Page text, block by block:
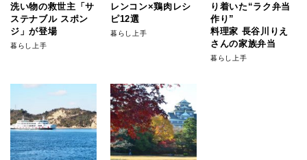
洗い物の救世主「サ
ステナブル スポン
ジ」が登場
暮らし上手
レンコン×鶏肉レシ
ピ12選
暮らし上手
り着いた“ラク弁当
作り”
料理家 長谷川りえ
さんの家族弁当
暮らし上手